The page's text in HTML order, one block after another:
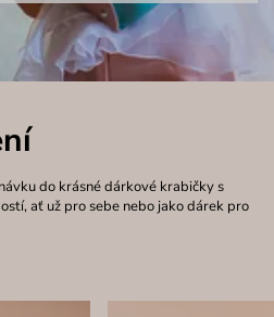
do krásné dárkové krabičky s
ať už pro sebe nebo jako dárek pro